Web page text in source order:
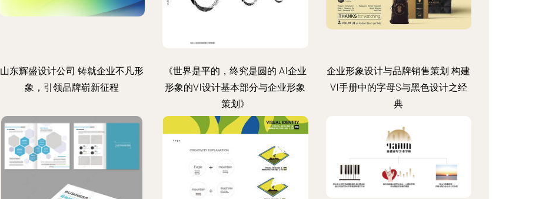
山东辉盛设计公司 铸就企业不凡形
象，引领品牌崭新征程
《世界是平的，终究是圆的 AI企业
形象的VI设计基本部分与企业形象
策划》
企业形象设计与品牌销售策划 构建
VI手册中的字母S与黑色设计之经
典